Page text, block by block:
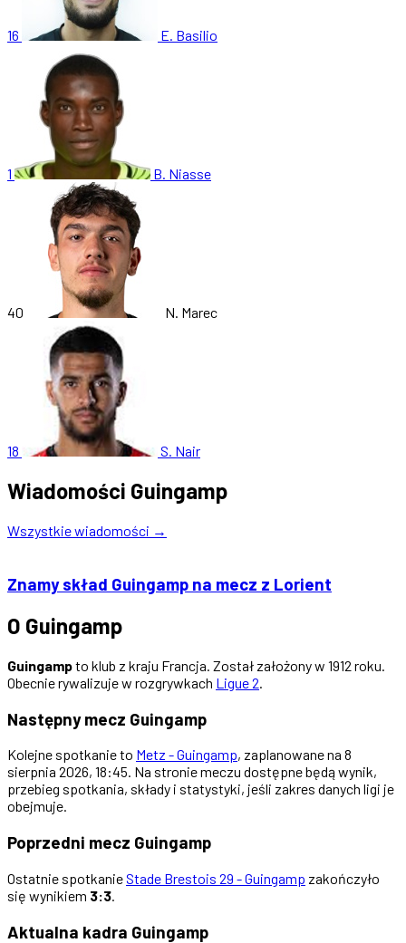
16 E. Basilio
1 B. Niasse
40 N. Marec
18 S. Nair
Wiadomości Guingamp
Wszystkie wiadomości →
Znamy skład Guingamp na mecz z Lorient
O Guingamp
Guingampto klub z kraju Francja. Został założony w 1912 roku.
Obecnie rywalizuje w rozgrywkach Ligue 2.
Następny mecz Guingamp
Kolejne spotkanie to Metz - Guingamp, zaplanowane na 8
sierpnia 2026, 18:45. Na stronie meczu dostępne będą wynik,
przebieg spotkania, składy i statystyki, jeśli zakres danych ligi je
obejmuje.
Poprzedni mecz Guingamp
Ostatnie spotkanieStade Brestois 29 - Guingamp zakończyło
się wynikiem 3:3.
Aktualna kadra Guingamp